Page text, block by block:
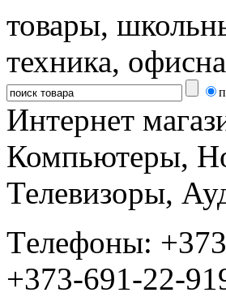
товары,
техника,
Интернет
Компьютеры,
Телевизоры,
Tелефоны:
+373-691-22-